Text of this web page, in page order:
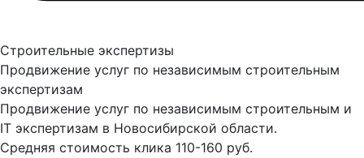
Строительные экспертизы
Продвижение услуг по независимым строительным
экспертизам
Продвижение услуг по независимым строительным и
IT экспертизам в Новосибирской области.
Средняя стоимость клика 110-160 руб.